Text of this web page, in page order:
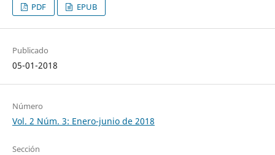
PDF EPUB
Publicado
05-01-2018
Número
Vol. 2 Núm. 3: Enero-junio de 2018
Sección